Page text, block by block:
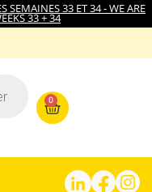
SEMAINES 33 ET 34 - WE ARE
33 + 34
0